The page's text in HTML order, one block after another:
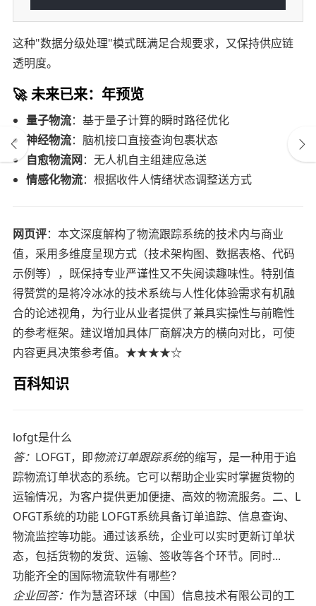
这种"数据分级处理"模式既满足合规要求，又保持供应链
透明度。
🚀 未来已来：年预览
量子物流：基于量子计算的瞬时路径优化
神经物流：脑机接口直接查询包裹状态
自愈物流网：无人机自主组建应急送
情感化物流：根据收件人情绪状态调整送方式
网页评：本文深度解构了物流跟踪系统的技术内与商业
值，采用多维度呈现方式（技术架构图、数据表格、代码
示例等），既保持专业严谨性又不失阅读趣味性。特别值
得赞赏的是将冷冰冰的技术系统与人性化体验需求有机融
合的论述视角，为行业从业者提供了兼具实操性与前瞻性
的参考框架。建议增加具体厂商解决方的横向对比，可使
内容更具决策参考值。★★★★☆
百科知识
lofgt是什么
答： LOFGT，即物流订单跟踪系统的缩写，是一种用于追
踪物流订单状态的系统。它可以帮助企业实时掌握货物的
运输情况，为客户提供更加便捷、高效的物流服务。二、L
OFGT系统的功能 LOFGT系统具备订单追踪、信息查询、
物流监控等功能。通过该系统，企业可以实时更新订单状
态，包括货物的发货、运输、签收等各个环节。同时...
功能齐全的国际物流软件有哪些？
企业回答： 作为慧咨环球（中国）信息技术有限公司的工